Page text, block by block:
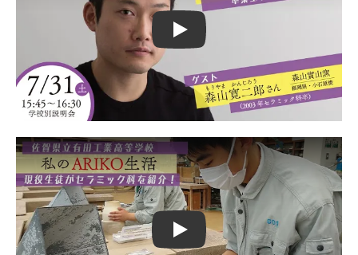
Play
Play